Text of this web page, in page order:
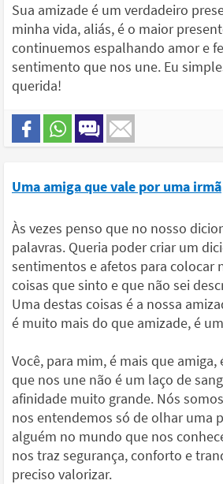
Sua amizade é um verdadeiro
minha vida, aliás, é o maior
continuemos espalhando amor e
sentimento que nos une. Eu
querida!
Uma amiga que vale por uma irmã
Às vezes penso que no nosso
palavras. Queria poder criar um
sentimentos e afetos para colocar
coisas que sinto e que não sei
Uma destas coisas é a nossa
é muito mais do que amizade, é
Você, para mim, é mais que amiga,
que nos une não é um laço de
afinidade muito grande. Nós
nos entendemos só de olhar uma
alguém no mundo que nos
nos traz segurança, conforto e
preciso valorizar.